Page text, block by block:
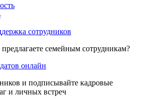
сотрудников
семейным сотрудникам?
онлайн
и подписывайте кадровые
и личных встреч